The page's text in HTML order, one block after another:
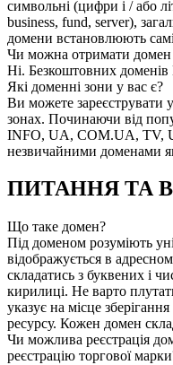
символьні (цифри і / або
business, fund, server),
домени встановлюють
Чи можна отримати домен
Ні. Безкоштовних доменів
Які доменні зони у вас є?
Ви можете зареєструвати
зонах. Починаючи від
INFO, UA, COM.UA, TV,
незвичайними доменами
ПИТАННЯ ТА
Що таке домен?
Під доменом розуміють
відображується в
складатись з буквених і
кирилиці. Не варто
указує на місце
ресурсу. Кожен домен
Чи можлива реєстрація
реєстрацію торгової